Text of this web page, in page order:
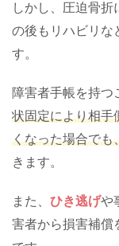
しかし、圧迫骨
の後もリハビリな
す。
障害者手帳を持つ
状固定により相手
くなった場合でも
きます。
また、 ひき逃げや
害者から損害補償